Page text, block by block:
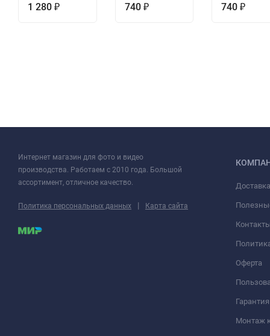
1 280 ₽ 740 ₽ 740₽
Интернет магазин для фото и видео
производства. Работаем с 2010 года. Большой
ассортимент, отличное качество.
Политика персональных данных | Карта сайта
Оферта
Монтаж